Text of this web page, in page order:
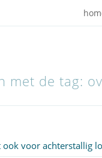
met de tag:
voor achterstallig